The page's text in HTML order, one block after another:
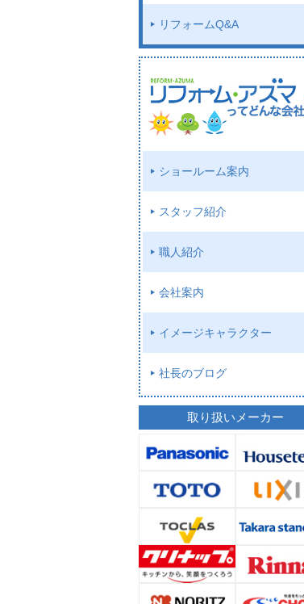
リフォームQ&A
ショールーム案内
スタッフ紹介
職人紹介
会社案内
イメージキャラクター
社長のブログ
取り扱いメーカー